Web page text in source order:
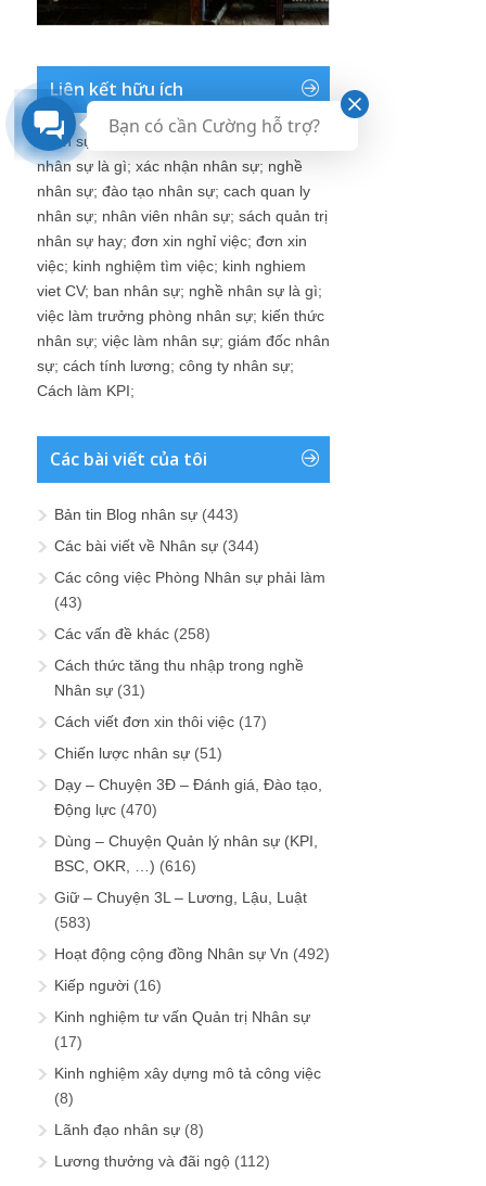
Liên kết hữu ích
nhân sự phòng nhân sự làm nhân sự
nhân sự là gì; xác nhận nhân sự; nghề
nhân sự; đào tạo nhân sự; cach quan ly
nhân sự; nhân viên nhân sự; sách quản trị
nhân sự hay; đơn xin nghỉ việc; đơn xin
việc; kinh nghiệm tìm việc; kinh nghiem
viet CV; ban nhân sự; nghề nhân sự là gì;
việc làm trưởng phòng nhân sự; kiến thức
nhân sự; việc làm nhân sự; giám đốc nhân
sự; cách tính lương; công ty nhân sự;
Cách làm KPI;
Các bài viết của tôi
Bản tin Blog nhân sự (443)
Các bài viết về Nhân sự (344)
Các công việc Phòng Nhân sự phải làm
(43)
Các vấn đề khác (258)
Cách thức tăng thu nhập trong nghề
Nhân sự (31)
Cách viết đơn xin thôi việc (17)
Chiến lược nhân sự (51)
Dạy – Chuyện 3Đ – Đánh giá, Đào tạo,
Động lực (470)
Dùng – Chuyện Quản lý nhân sự (KPI,
BSC, OKR, …) (616)
Giữ – Chuyện 3L – Lương, Lậu, Luật
(583)
Hoạt động cộng đồng Nhân sự Vn (492)
Kiếp người (16)
Kinh nghiệm tư vấn Quản trị Nhân sự
(17)
Kinh nghiệm xây dựng mô tả công việc
(8)
Lãnh đạo nhân sự (8)
Lương thưởng và đãi ngộ (112)
Bạn có cần Cường hỗ trợ?